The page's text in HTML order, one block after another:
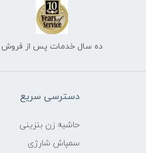
ده سال خدمات پس از فروش
دسترسی سریع
حاشیه زن بنزینی
سمپاش شارژی